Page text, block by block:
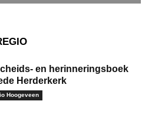
en herinneringsboek
Herderkerk
Hoogeveen